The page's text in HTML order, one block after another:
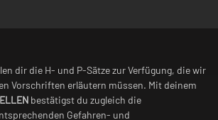
dir die H- und P-Sätze zur Verfügung, die wir
Vorschriften erläutern müssen. Mit deinem
bestätigst du zugleich die
Gefahren- und